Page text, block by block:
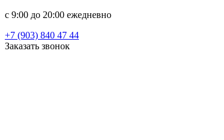
c 9:00 до 20:00 ежедневно
+7 (903) 840 47 44
Заказать звонок